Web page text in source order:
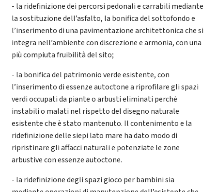
- la ridefinizione dei percorsi pedonali e carrabili mediante
la sostituzione dell’asfalto, la bonifica del sottofondo e
l’inserimento di una pavimentazione architettonica che si
integra nell’ambiente con discrezione e armonia, con una
più compiuta fruibilità del sito;
- la bonifica del patrimonio verde esistente, con
l’inserimento di essenze autoctone a riprofilare gli spazi
verdi occupati da piante o arbusti eliminati perchè
instabili o malati nel rispetto del disegno naturale
esistente che è stato mantenuto. Il contenimento e la
ridefinizione delle siepi lato mare ha dato modo di
ripristinare gli affacci naturali e potenziate le zone
arbustive con essenze autoctone.
- la ridefinizione degli spazi gioco per bambini sia